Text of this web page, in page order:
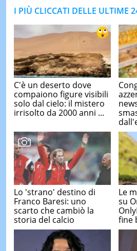
I PIÙ CLICCATI DELLE ULTIME
C'è un deserto dove
compaiono figure visibili
solo dal cielo: il mistero
irrisolto da 2000 anni ...
Lo 'strano' destino di
Franco Baresi: uno
scarto che cambiò la
storia del calcio
Le
su
fine